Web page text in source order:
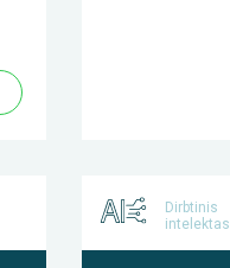
Dirbtinis
intelektas